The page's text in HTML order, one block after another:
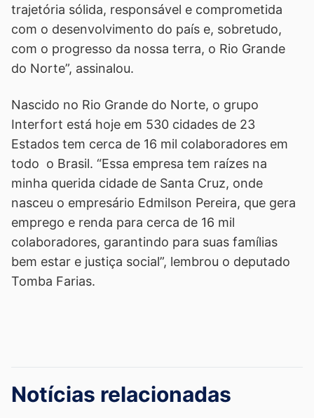
trajetória sólida, responsável e comprometida
com o desenvolvimento do país e, sobretudo,
com o progresso da nossa terra, o Rio Grande
do Norte”, assinalou.
Nascido no Rio Grande do Norte, o grupo
Interfort está hoje em 530 cidades de 23
Estados tem cerca de 16 mil colaboradores em
todo o Brasil. “Essa empresa tem raízes na
minha querida cidade de Santa Cruz, onde
nasceu o empresário Edmilson Pereira, que gera
emprego e renda para cerca de 16 mil
colaboradores, garantindo para suas famílias
bem estar e justiça social”, lembrou o deputado
Tomba Farias.
Notícias relacionadas